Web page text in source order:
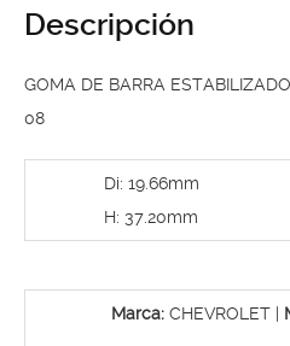
Descripción
GOMA DE BARRA
08
Di: 19.66mm
H: 37.20mm
Marca: CHEVROLET |